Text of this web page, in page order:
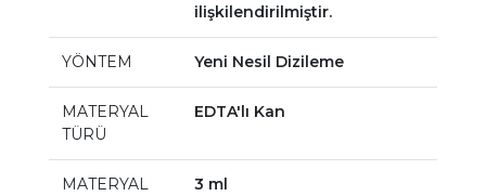
ilişkilendirilmiştir.
YÖNTEM Yeni Nesil Dizileme
MATERYAL
TÜRÜ
EDTA'lı Kan
MATERYAL
3 ml